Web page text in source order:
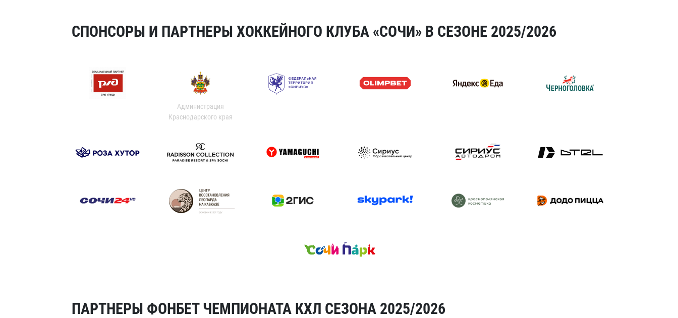
СПОНСОРЫ И ПАРТНЕРЫ ХОККЕЙНОГО КЛУБА «СОЧИ» В СЕЗОНЕ 2025/2026
Администрация
Краснодарского края
ПАРТНЕРЫ ФОНБЕТ ЧЕМПИОНАТА КХЛ СЕЗОНА 2025/2026